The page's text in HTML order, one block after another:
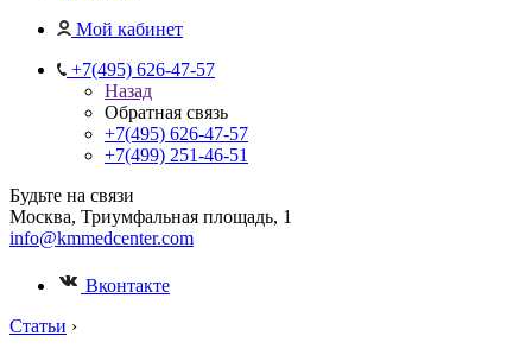
Мой кабинет
+7(495) 626-47-57
Назад
Обратная связь
+7(495) 626-47-57
+7(499) 251-46-51
Будьте на связи
Москва, Триумфальная площадь, 1
info@kmmedcenter.com
Вконтакте
Статьи ›